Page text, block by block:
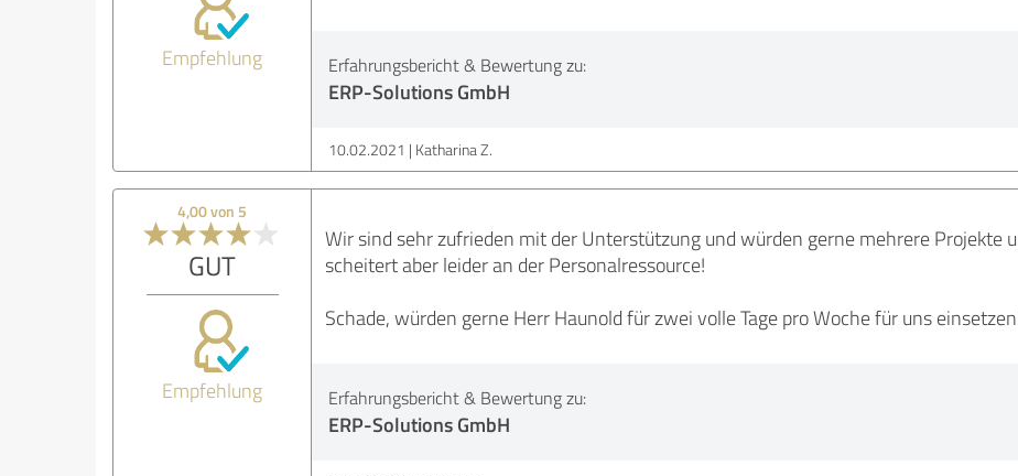
Empfehlung Erfahrungsbericht & Bewertung zu:
ERP-Solutions GmbH
10.02.2021 Katharina Z.
4,00 von 5
GUT
Empfehlung
Wir sind sehr zufrieden mit der Unterstützung und würden gerne mehrere Projekte
scheitert aber leider an der Personalressource!
Schade, würden gerne Herr Haunold für zwei volle Tage pro Woche für uns
Erfahrungsbericht & Bewertung zu:
ERP-Solutions GmbH